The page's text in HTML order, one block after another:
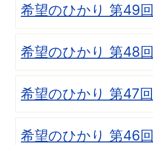
希望のひかり 第49回
希望のひかり 第48回
希望のひかり 第47回
希望のひかり 第46回